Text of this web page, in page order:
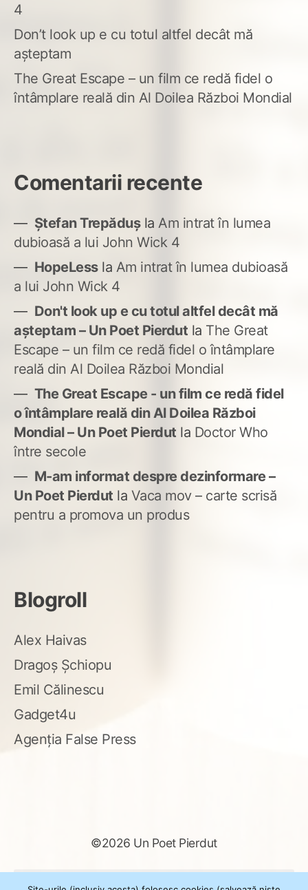
4
Don’t look up e cu totul altfel decât mă
așteptam
The Great Escape – un film ce redă fidel o
întâmplare reală din Al Doilea Război Mondial
Comentarii recente
Ștefan Trepădușla Am intrat în lumea
dubioasă a lui John Wick 4
HopeLessla Am intrat în lumea dubioasă
a lui John Wick 4
Don't look up e cu totul altfel decât mă
așteptam – Un Poet Pierdut la The Great
Escape – un film ce redă fidel o întâmplare
reală din Al Doilea Război Mondial
The Great Escape - un film ce redă fidel
o întâmplare reală din Al Doilea Război
Mondial – Un Poet Pierdut la Doctor Who
între secole
M-am informat despre dezinformare –
Un Poet Pierdut la Vaca mov – carte scrisă
pentru a promova un produs
Blogroll
Alex Haivas
Dragoș Șchiopu
Emil Călinescu
Gadget4u
Agenția False Press
©2026 Un Poet Pierdut